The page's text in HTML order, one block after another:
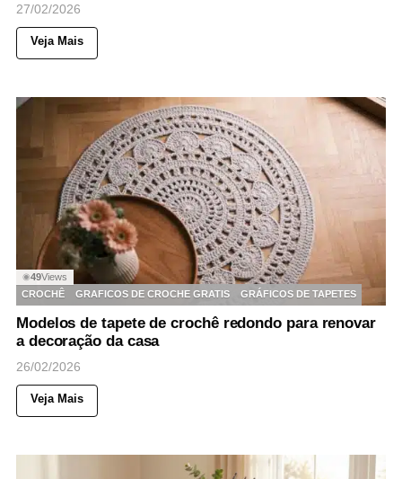
27/02/2026
Veja Mais
◉49Views
CROCHÊ
GRAFICOS DE CROCHE GRATIS GRÁFICOS DE TAPETES
Modelos de tapete de crochê redondo para renovar
a decoração da casa
26/02/2026
Veja Mais